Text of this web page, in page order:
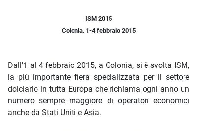
ISM 2015
Colonia, 1-4 febbraio 2015
Dall'1 al 4 febbraio 2015, a Colonia, si è svolta ISM,
la più importante fiera specializzata per il settore
dolciario in tutta Europa che richiama ogni anno un
numero sempre maggiore di operatori economici
anche da Stati Uniti e Asia.